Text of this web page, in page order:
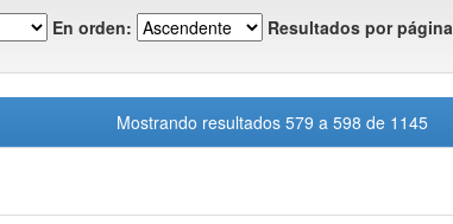
En orden: Resultados por página
Mostrando resultados 579 a 598 de 1145